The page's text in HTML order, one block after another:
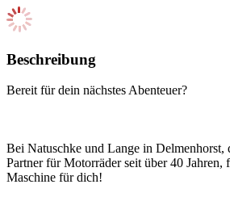
Beschreibung
Bereit für dein nächstes Abenteuer?
Bei Natuschke und Lange in Delmenhorst,
Partner für Motorräder seit über 40 Jahren,
Maschine für dich!